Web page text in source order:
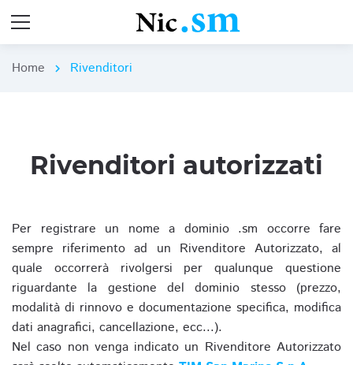
Home chevron_right Rivenditori
Rivenditori autorizzati
Per registrare un nome a dominio .sm occorre fare
sempre riferimento ad un Rivenditore Autorizzato, al
quale occorrerà rivolgersi per qualunque questione
riguardante la gestione del dominio stesso (prezzo,
modalità di rinnovo e documentazione specifica, modifica
dati anagrafici, cancellazione, ecc...).
Nel caso non venga indicato un Rivenditore Autorizzato